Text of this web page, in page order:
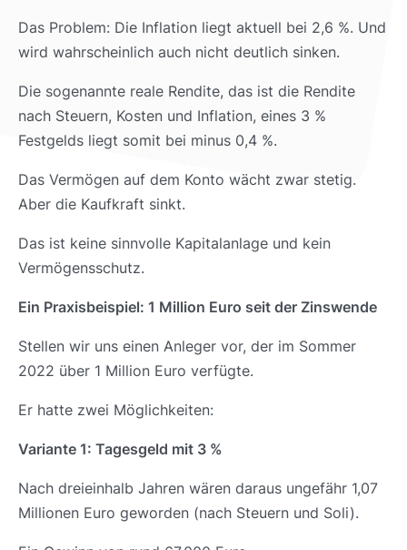
Das Problem: Die Inflation liegt aktuell bei 2,6 %. Und
wird wahrscheinlich auch nicht deutlich sinken.
Die sogenannte reale Rendite, das ist die Rendite
nach Steuern, Kosten und Inflation, eines 3 %
Festgelds liegt somit bei minus 0,4 %.
Das Vermögen auf dem Konto wächt zwar stetig.
Aber die Kaufkraft sinkt.
Das ist keine sinnvolle Kapitalanlage und kein
Vermögensschutz.
Ein Praxisbeispiel: 1 Million Euro seit der Zinswende
Stellen wir uns einen Anleger vor, der im Sommer
2022 über 1 Million Euro verfügte.
Er hatte zwei Möglichkeiten:
Variante 1: Tagesgeld mit 3 %
Nach dreieinhalb Jahren wären daraus ungefähr 1,07
Millionen Euro geworden (nach Steuern und Soli).